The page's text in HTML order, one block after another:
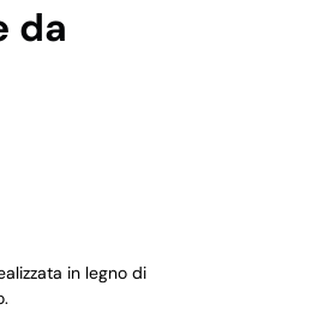
da
in legno di